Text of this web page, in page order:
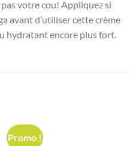
votre cou! Appliquez si
avant d’utiliser cette crème
hydratant encore plus fort.
Promo !